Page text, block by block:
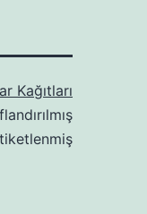
Kağıtları